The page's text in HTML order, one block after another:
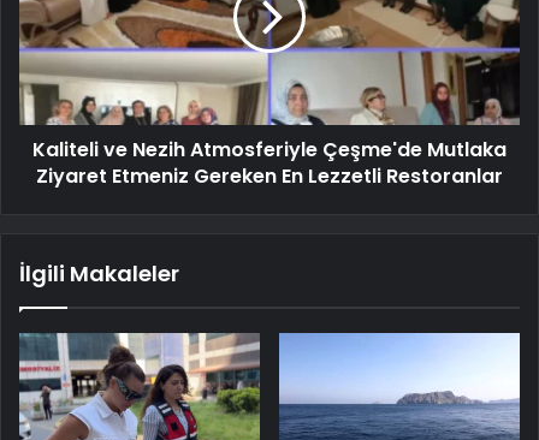
Kaliteli ve Nezih Atmosferiyle Çeşme'de Mutlaka
Ziyaret Etmeniz Gereken En Lezzetli Restoranlar
İlgili Makaleler